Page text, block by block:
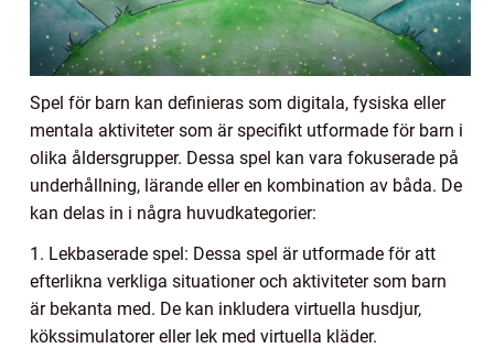
Spel för barn kan definieras som digitala, fysiska eller
mentala aktiviteter som är specifikt utformade för barn i
olika åldersgrupper. Dessa spel kan vara fokuserade på
underhållning, lärande eller en kombination av båda. De
kan delas in i några huvudkategorier:
1. Lekbaserade spel: Dessa spel är utformade för att
efterlikna verkliga situationer och aktiviteter som barn
är bekanta med. De kan inkludera virtuella husdjur,
kökssimulatorer eller lek med virtuella kläder.